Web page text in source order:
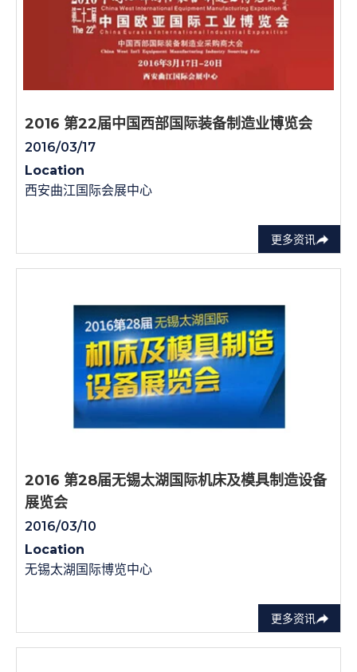
更多资讯
2016 第22届中国西部国际装备制造业博览会
2016/03/17
Location
西安曲江国际会展中心
更多资讯
2016 第28届无锡太湖国际机床及模具制造设备
展览会
2016/03/10
Location
无锡太湖国际博览中心